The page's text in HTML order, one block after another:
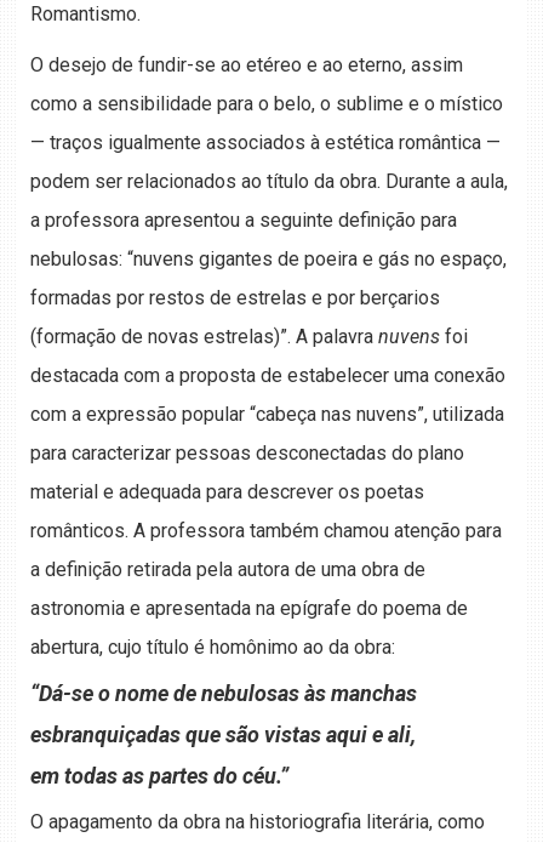
Romantismo.
O desejo de fundir-se ao etéreo e ao eterno, assim
como a sensibilidade para o belo, o sublime e o místico
— traços igualmente associados à estética romântica —
podem ser relacionados ao título da obra. Durante a aula,
a professora apresentou a seguinte definição para
nebulosas: “nuvens gigantes de poeira e gás no espaço,
formadas por restos de estrelas e por berçarios
(formação de novas estrelas)”. A palavra nuvens foi
destacada com a proposta de estabelecer uma conexão
com a expressão popular “cabeça nas nuvens”, utilizada
para caracterizar pessoas desconectadas do plano
material e adequada para descrever os poetas
românticos. A professora também chamou atenção para
a definição retirada pela autora de uma obra de
astronomia e apresentada na epígrafe do poema de
abertura, cujo título é homônimo ao da obra:
“Dá-se o nome de nebulosas às manchas
esbranquiçadas que são vistas aqui e ali,
em todas as partes do céu.”
O apagamento da obra na historiografia literária, como